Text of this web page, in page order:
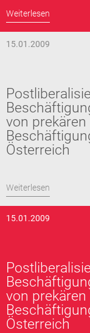
Weiterlesen
15.01.2009
von prekären
Österreich
Weiterlesen
15.01.2009
von prekären
Österreich